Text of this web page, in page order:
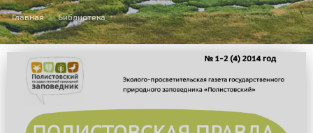
Вы
здесь
Главная » Библиотека